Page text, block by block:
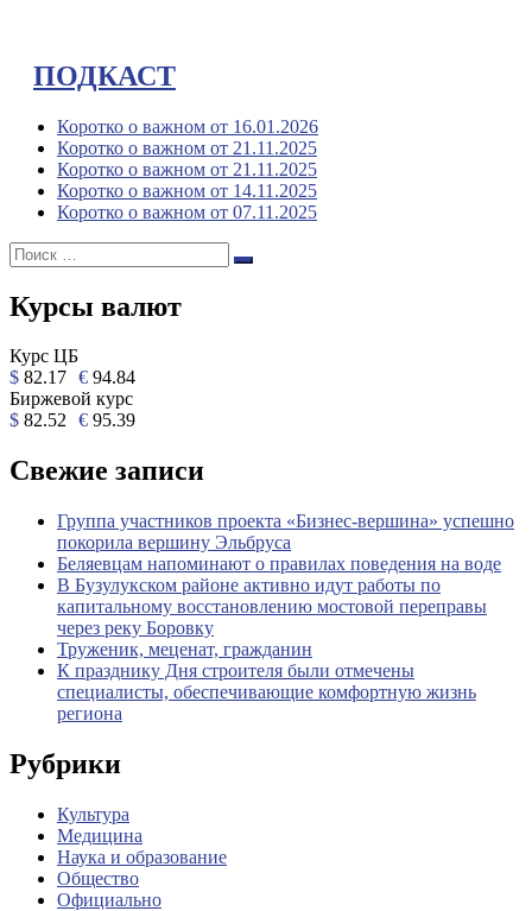
ПОДКАСТ
Коротко о важном от 16.01.2026
Коротко о важном от 21.11.2025
Коротко о важном от 21.11.2025
Коротко о важном от 14.11.2025
Коротко о важном от 07.11.2025
Поиск:
Поиск
Курсы валют
Курс ЦБ
$ 82.17 € 94.84
Биржевой курс
$ 82.52 € 95.39
Свежие записи
Группа участников проекта «Бизнес‑вершина» успешно
покорила вершину Эльбруса
Беляевцам напоминают о правилах поведения на воде
В Бузулукском районе активно идут работы по
капитальному восстановлению мостовой переправы
через реку Боровку
Труженик, меценат, гражданин
К празднику Дня строителя были отмечены
специалисты, обеспечивающие комфортную жизнь
региона
Рубрики
Культура
Медицина
Наука и образование
Общество
Официально